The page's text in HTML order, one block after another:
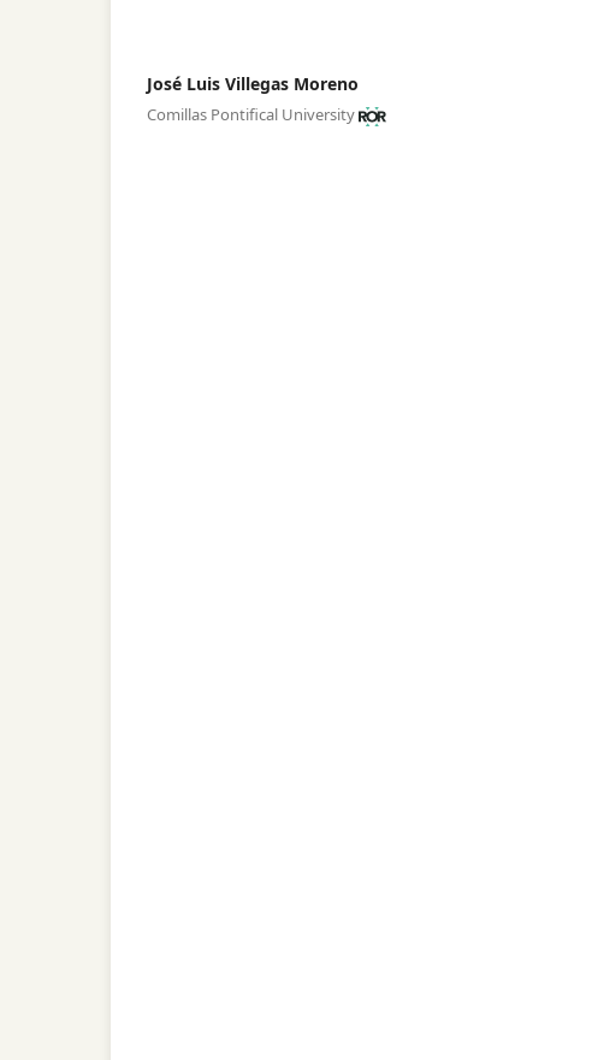
José Luis Villegas Moreno
Comillas Pontifical University